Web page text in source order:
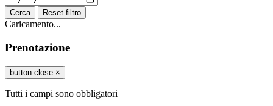
Cerca Reset filtro
Caricamento...
Prenotazione
button close ×
Tutti i campi sono obbligatori